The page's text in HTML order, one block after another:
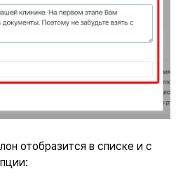
отобразится в списке и с